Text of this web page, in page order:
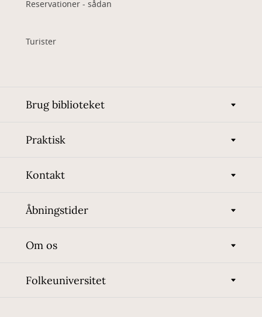
Reservationer - sådan
Turister
Brug biblioteket
Praktisk
Kontakt
Åbningstider
Om os
Folkeuniversitet